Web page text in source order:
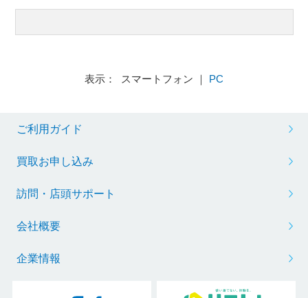
表示： スマートフォン ｜ PC
ご利用ガイド
買取お申し込み
訪問・店頭サポート
会社概要
企業情報